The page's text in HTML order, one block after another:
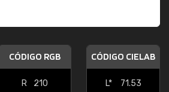
CÓDIGO RGB
R
210
CÓDIGO CIELAB
L*
71.53